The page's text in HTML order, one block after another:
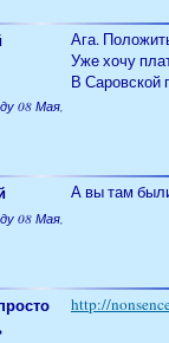
Ага.
Уже хочу
В Саровской
08 Мая,
А вы там
08 Мая,
http://